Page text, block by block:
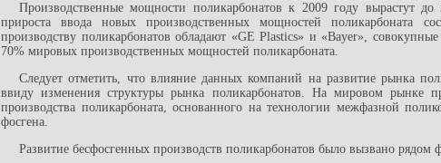
Производственные мощности поликарбонатов к 2009 году вырастут
прироста ввода новых производственных мощностей
производству поликарбонатов обладают «GE Plastics» и «Bayer»,
70% мировых производственных мощностей поликарбоната.
Следует отметить, что влияние данных компаний на развитие рынка
ввиду изменения структуры рынка поликарбонатов. На мировом рынке
производства поликарбоната, основанного на технологии межфазной
фосгена.
Развитие бесфосгенных производств поликарбонатов было вызвано рядом